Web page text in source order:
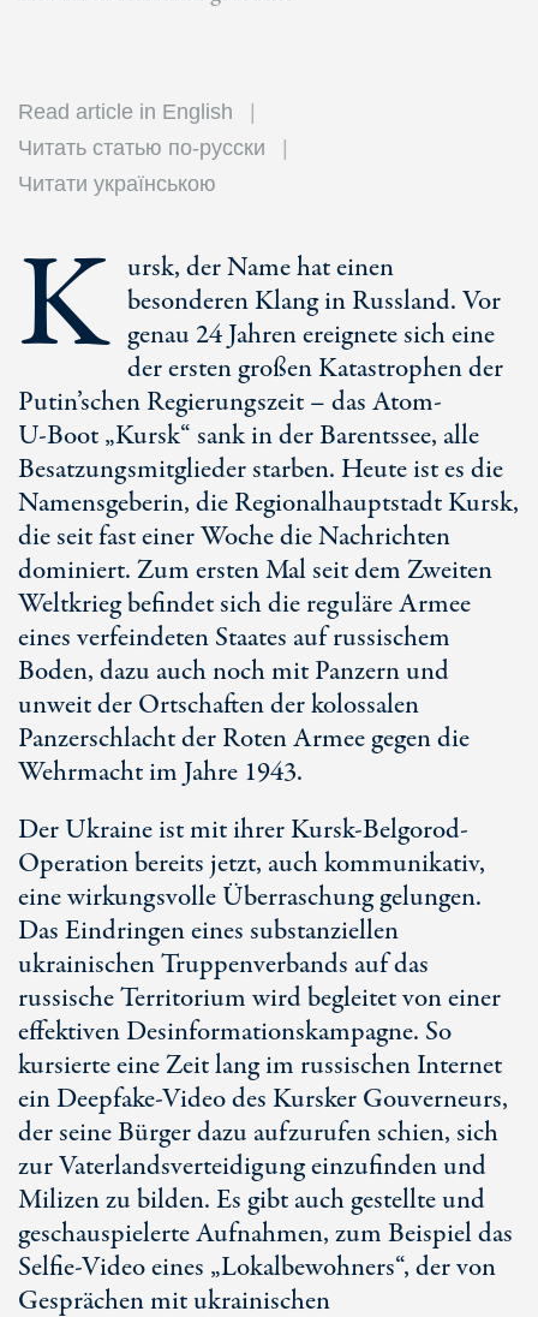
Read article in English
Читать статью по-русски
Читати українською
K ursk, der Name hat einen
besonderen Klang in Russland. Vor
genau 24 Jahrenereignete sich eine
der ersten großen Katastrophen der
Putin’schen Regierungszeit – das Atom-
U-Boot„Kursk“ sank in der Barentssee, alle
Besatzungsmitglieder starben. Heute ist es die
Namensgeberin, die Regionalhauptstadt Kursk,
die seit fast einer Woche die Nachrichten
dominiert. Zum ersten Mal seit dem Zweiten
Weltkrieg befindet sich die reguläre Armee
eines verfeindeten Staates auf russischem
Boden, dazu auch noch mit Panzern und
unweit der Ortschaften der kolossalen
Panzerschlacht derRoten Armeegegen die
Wehrmacht im Jahre 1943.
Der Ukraine ist mit ihrer Kursk-Belgorod-
Operation bereits jetzt, auch kommunikativ,
eine wirkungsvolle Überraschung gelungen.
Das Eindringen eines substanziellen
ukrainischen Truppenverbands auf das
russische Territorium wird begleitet von einer
effektiven Desinformationskampagne. So
kursierte eine Zeit lang im russischen Internet
ein Deepfake-Video des Kursker Gouverneurs,
der seine Bürger dazu aufzurufen schien, sich
zur Vaterlandsverteidigung einzufinden und
Milizen zu bilden. Es gibt auch gestellte und
geschauspielerte Aufnahmen, zum Beispiel das
Selfie-Video eines „Lokalbewohners“, der von
Gesprächen mit ukrainischen